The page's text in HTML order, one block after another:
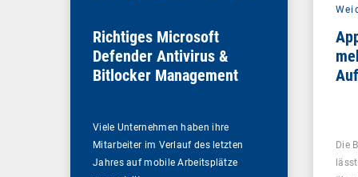
Richtiges Microsoft
Defender Antivirus &
Bitlocker Management
Viele Unternehmen haben ihre
Mitarbeiter im Verlauf des letzten
Jahres auf mobile Arbeitsplätze
Die